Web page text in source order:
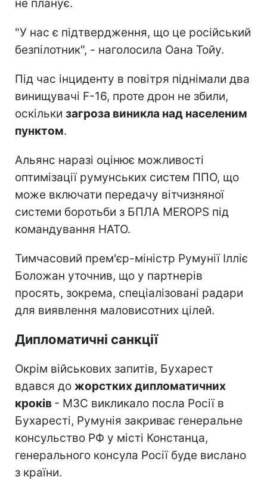
не планує.
"У нас є підтвердження, що це російський
безпілотник", - наголосила Оана Тойу.
Під час інциденту в повітря піднімали два
винищувачі F-16, проте дрон не збили,
оскільки загроза виникла над населеним
пунктом.
Альянс наразі оцінює можливості
оптимізації румунських систем ППО, що
може включати передачу вітчизняної
системи боротьби з БПЛА MEROPS під
командування НАТО.
Тимчасовий прем'єр-міністр Румунії Ілліє
Боложан уточнив, що у партнерів
просять, зокрема, спеціалізовані радари
для виявлення маловисотних цілей.
Дипломатичні санкції
Окрім військових запитів, Бухарест
вдався до жорстких дипломатичних
кроків - МЗС викликало посла Росії в
Бухаресті, Румунія закриває генеральне
консульство РФ у місті Констанца,
генерального консула Росії буде вислано
з країни.